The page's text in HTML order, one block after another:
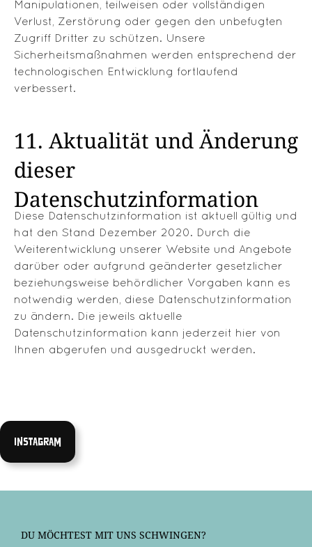
Manipulationen, teilweisen oder vollständigen
Verlust, Zerstörung oder gegen den unbefugten
Zugriff Dritter zu schützen. Unsere
Sicherheitsmaßnahmen werden entsprechend der
technologischen Entwicklung fortlaufend
verbessert.
11. Aktualität und Änderung
dieser
Datenschutzinformation
Diese Datenschutzinformation ist aktuell gültig und
hat den Stand Dezember 2020. Durch die
Weiterentwicklung unserer Website und Angebote
darüber oder aufgrund geänderter gesetzlicher
beziehungsweise behördlicher Vorgaben kann es
notwendig werden, diese Datenschutzinformation
zu ändern. Die jeweils aktuelle
Datenschutzinformation kann jederzeit hier von
Ihnen abgerufen und ausgedruckt werden.
instagram
DU MÖCHTEST MIT UNS SCHWINGEN?